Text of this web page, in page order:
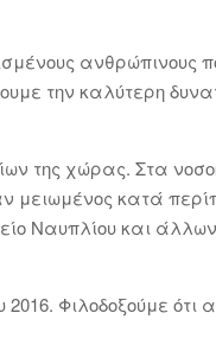
ανθρώπινους
την καλύτερη
της χώρας. Στα
μειωμένος κατά
Ναυπλίου και
Φιλοδοξούμε ότι